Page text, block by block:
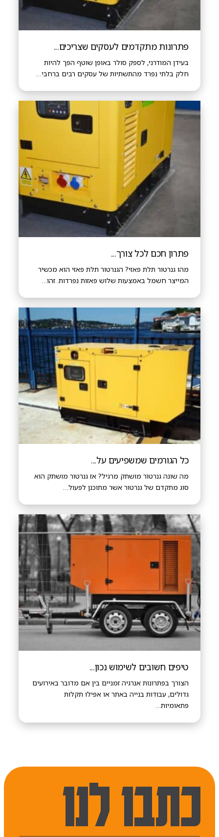
פתרונות מתקדמים לעסקים שצריכים...
בעידן המודרני, לספק סולר באופן שוטף הפך להיות
חלק בלתי נפרד מהתשתיות של עסקים רבים ברחבי…
פתרון חכם לכל צורך...
מהו גנרטור תלת פאזי? הגנרטור תלת פאזי הוא מכשיר
המייצר חשמל באמצעות שלוש פאזות נפרדות. זהו…
כל הגורמים שמשפיעים על...
מה שונה גנרטור מושתק מרגיל? אז גנרטור מושתק הוא
סוג מתקדם של גנרטור אשר מתוכנן לפעול…
טיפים חשובים לשימוש נכון...
הצורך בפתרונות אנרגיה זמניים בין אם מדובר באירועים
גדולים, עבודות בנייה באתר או אפילו תקלות
פתאומיות…
כתבו לנו